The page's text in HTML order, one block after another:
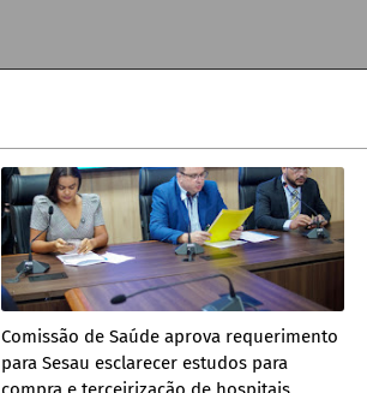
Comissão de Saúde aprova requerimento
para Sesau esclarecer estudos para